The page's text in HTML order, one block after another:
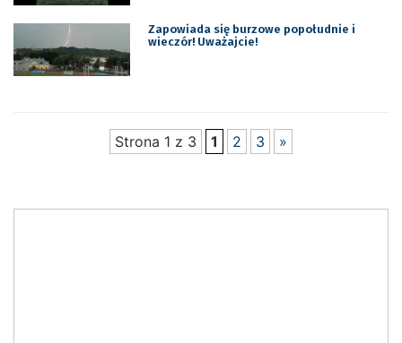
Zapowiada się burzowe popołudnie i
wieczór! Uważajcie!
Strona 1 z 3 1 2 3 »